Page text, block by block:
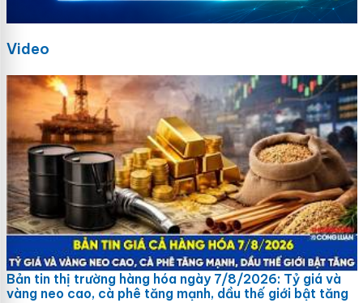
Video
Bản tin thị trường hàng hóa ngày 7/8/2026: Tỷ giá và
vàng neo cao, cà phê tăng mạnh, dầu thế giới bật tăng